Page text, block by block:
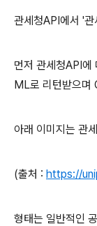
관세청API에서 '
먼저 관세청API에
ML로 리턴받으며
아래 이미지는 관
(출처 : https://
형태는 일반적인